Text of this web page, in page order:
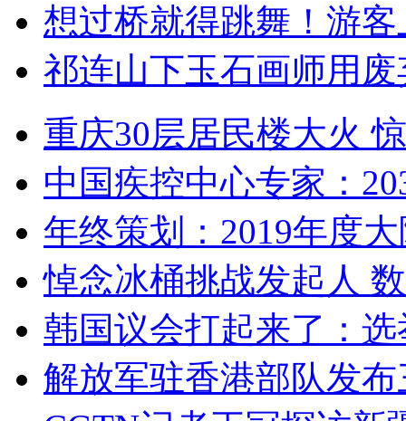
想过桥就得跳舞！游客
祁连山下玉石画师用
重庆30层居民楼大火
中国疾控中心专家：
年终策划：2019年度
悼念冰桶挑战发起人
韩国议会打起来了：
解放军驻香港部队发